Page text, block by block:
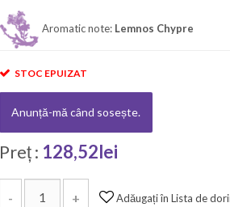
Aromatic note: Lemnos Chypre
STOC EPUIZAT
Anunță-mă când sosește.
Preț : 128,52lei
- + Adăugați în Lista de